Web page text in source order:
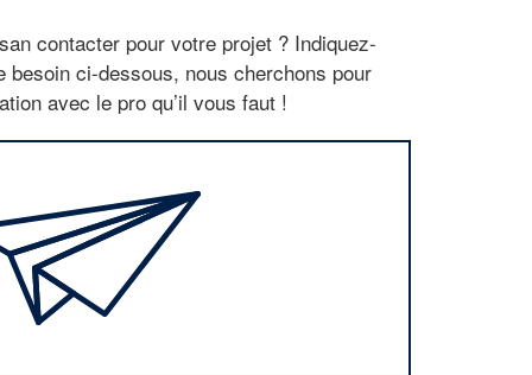
contacter pour votre projet ? Indiquez-
besoin ci-dessous, nous cherchons pour
avec le pro qu’il vous faut !